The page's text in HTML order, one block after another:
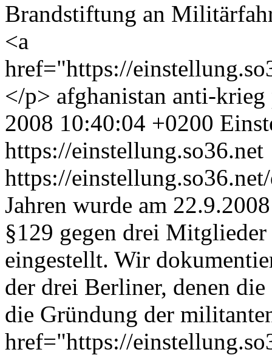
Brandstiftung an
<a
href="https://
</p> afghanistan anti-krieg
2008 10:40:04 +0200
https://einstellung.so36.net
https://
Jahren wurde am
§129 gegen drei
eingestellt. Wir
der drei Berliner, denen
die Gründung der
href="https://